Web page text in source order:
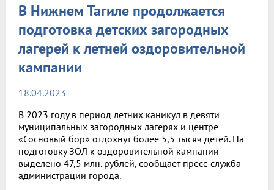
В Нижнем Тагиле продолжается
подготовка детских загородных
лагерей к летней оздоровительной
кампании
18.04.2023
В 2023 году в период летних каникул в девяти
муниципальных загородных лагерях и центре
«Сосновый бор» отдохнут более 5,5 тысяч детей. На
подготовку ЗОЛ к оздоровительной кампании
выделено 47,5 млн. рублей, сообщает пресс-служба
администрации города.